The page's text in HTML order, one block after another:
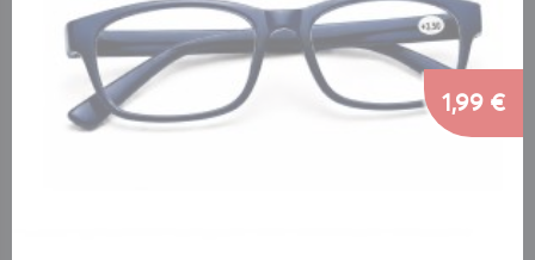
1,99 €